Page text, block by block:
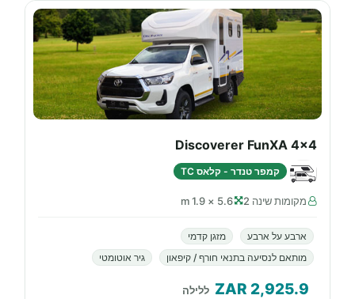
Discoverer FunXA 4x4
קמפר טנדר - קלאס TC
מקומות שינה 2 5.6 × 1.9 m
ארבע על ארבע
מזגן קדמי
מותאם לנסיעה בתנאי חורף / קיפאון
גיר אוטומטי
2,925.9
ZAR ללילה